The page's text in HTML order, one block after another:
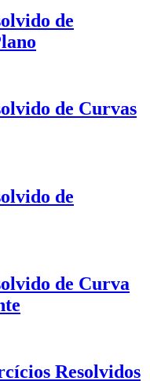
de
de Curvas
de
de Curva
Resolvidos